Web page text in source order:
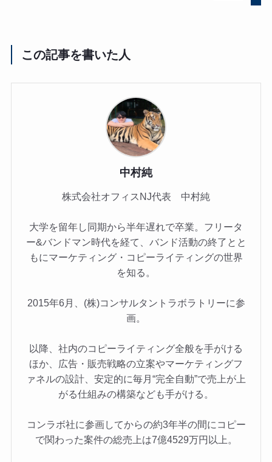
この記事を書いた人
中村純
株式会社オフィスNJ代表 中村純
大学を留年し同期から半年遅れで卒業。フリータ
ー&バンドマン時代を経て、バンド活動の終了とと
もにマーケティング・コピーライティングの世界
を知る。
2015年6月、(株)コンサルタントラボラトリーに参
画。
以降、社内のコピーライティング全般を手がける
ほか、広告・販売戦略の立案やマーケティングフ
ァネルの設計、安定的に毎月“完全自動”で売上が上
がる仕組みの構築なども手がける。
コンラボ社に参画してからの約3年半の間にコピー
で関わった案件の総売上は7億4529万円以上。